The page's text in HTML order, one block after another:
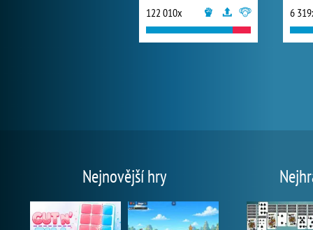
122 010x 6
Nejnovější hry